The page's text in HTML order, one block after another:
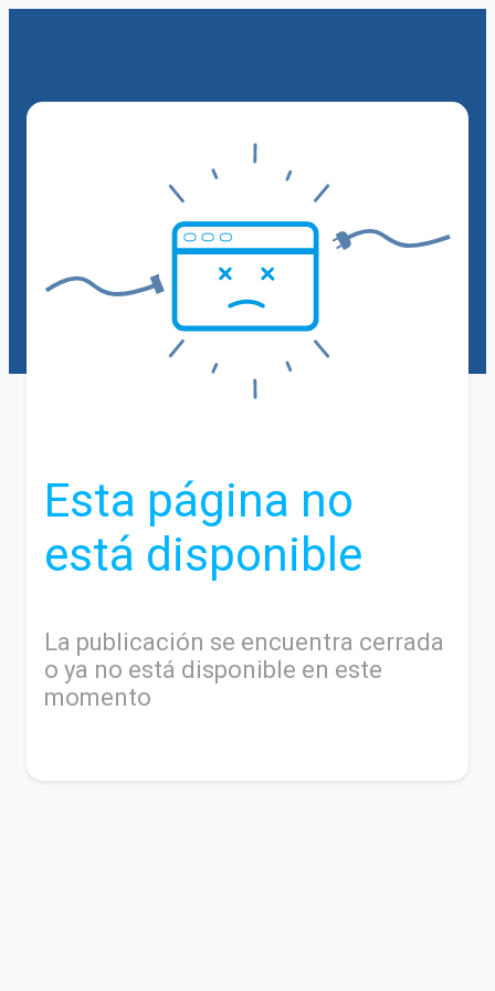
Esta página no
está disponible
La publicación se encuentra cerrada
o ya no está disponible en este
momento